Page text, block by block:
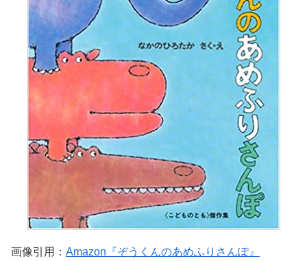
画像引用： Amazon『ぞうくんのあめふりさんぽ』